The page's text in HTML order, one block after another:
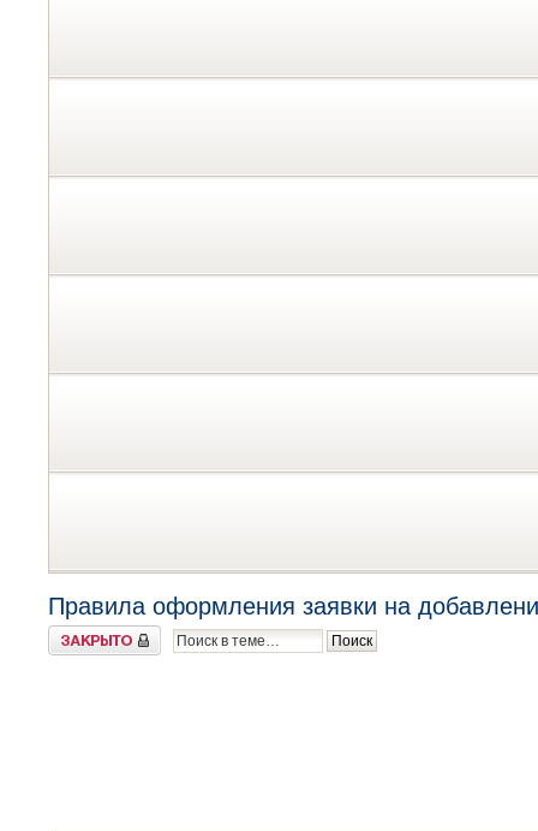
Правила оформления заявки на
Закрыто